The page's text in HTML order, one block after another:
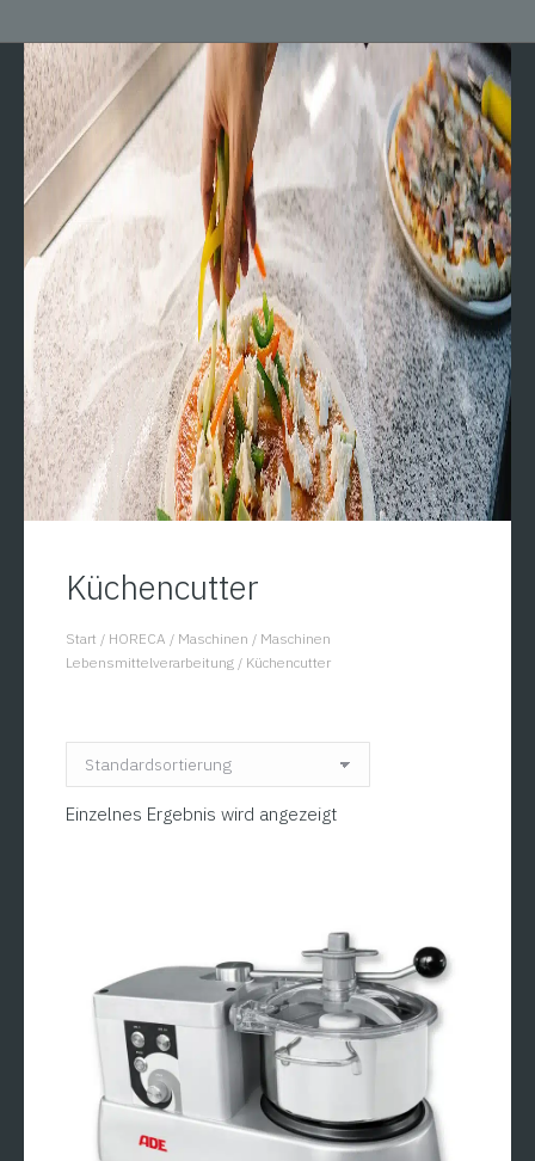
Küchencutter
You are here:
Start / HORECA / Maschinen / Maschinen
Lebensmittelverarbeitung / Küchencutter
Einzelnes Ergebnis wird angezeigt